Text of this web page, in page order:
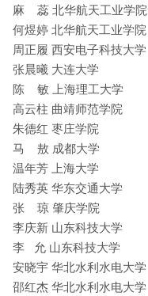
麻 蕊 北华航天工业学院
何煜婷 北华航天工业学院
周正履 西安电子科技大学
张晨曦 大连大学
陈 敏 上海理工大学
高云柱 曲靖师范学院
朱德红 枣庄学院
马 敖 成都大学
温年芳 上海大学
陆秀英 华东交通大学
张 琼 肇庆学院
李庆新 山东科技大学
李 允 山东科技大学
安晓宇 华北水利水电大学
邵红杰 华北水利水电大学